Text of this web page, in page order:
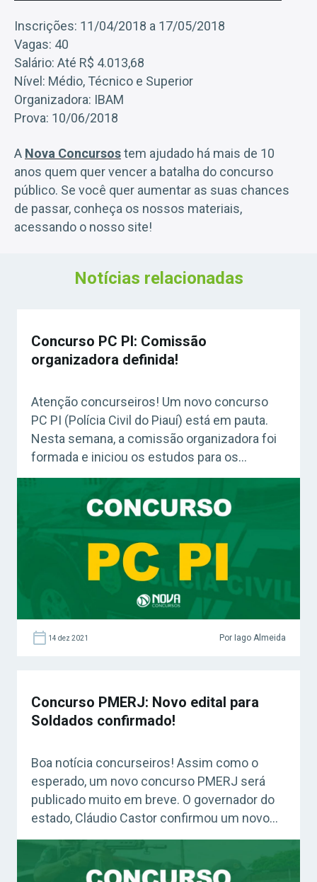
Inscrições: 11/04/2018 a 17/05/2018
Vagas: 40
Salário: Até R$ 4.013,68
Nível: Médio, Técnico e Superior
Organizadora: IBAM
Prova: 10/06/2018
A Nova Concursostem ajudado há mais de 10
anos quem quer vencer a batalha do concurso
público. Se você quer aumentar as suas chances
de passar, conheça os nossos materiais,
acessando o nosso site!
Notícias relacionadas
Concurso PC PI: Comissão
organizadora definida!
Atenção concurseiros! Um novo concurso
PC PI (Polícia Civil do Piauí) está em pauta.
Nesta semana, a comissão organizadora foi
formada e iniciou os estudos para os
trâmites do edital. Ao todo, 334 vagas foram
solicitadas! Acesse agora o Curso Grátis
INSS 2026! Confira: Guia Porcentagem para
Concursos (Grátis) Concurso PC PI:
comissão formada, e […]
14 dez 2021 Por Iago Almeida
Concurso PMERJ: Novo edital para
Soldados confirmado!
Boa notícia concurseiros! Assim como o
esperado, um novo concurso PMERJ será
publicado muito em breve. O governador do
estado, Cláudio Castor confirmou um novo
edital para Soldados. Os salários chegam a
INSS 2026! Confira: Guia Definitivo Plano de